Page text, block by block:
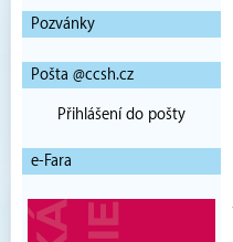
Pozvánky
Pošta @ccsh.cz
Přihlášení do pošty
e-Fara